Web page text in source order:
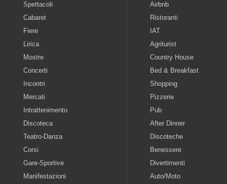
Spettacoli
Cabaret
Fiere
Lirica
Mostre
Concerti
Incontri
Mercati
Intrattenimento
Discoteca
Teatro-Danza
Corsi
Gare-Sportive
Manifestazioni
Airbnb
Ristoranti
IAT
Agriturist
Country House
Bed & Breakfast
Shopping
Pizzerie
Pub
After Dinner
Discoteche
Benessere
Divertimenti
Auto/Moto